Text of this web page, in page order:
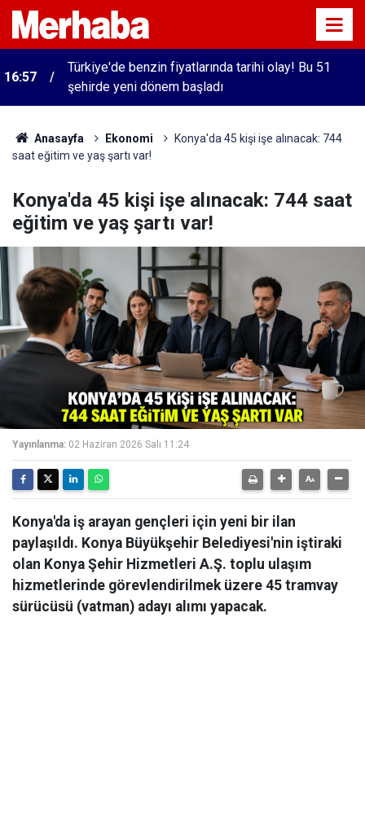
16:57
Türkiye'de benzin fiyatlarında tarihi olay! Bu 51
şehirde yeni dönem başladı
Anasayfa Ekonomi
Konya'da 45 kişi işe alınacak: 744
saat eğitim ve yaş şartı var!
Konya'da 45 kişi işe alınacak: 744 saat
eğitim ve yaş şartı var!
Yayınlanma: 02 Haziran 2026 Salı 11:24
Konya'da iş arayan gençleri için yeni bir ilan
paylaşıldı. Konya Büyükşehir Belediyesi'nin iştiraki
olan Konya Şehir Hizmetleri A.Ş. toplu ulaşım
hizmetlerinde görevlendirilmek üzere 45 tramvay
sürücüsü (vatman) adayı alımı yapacak.